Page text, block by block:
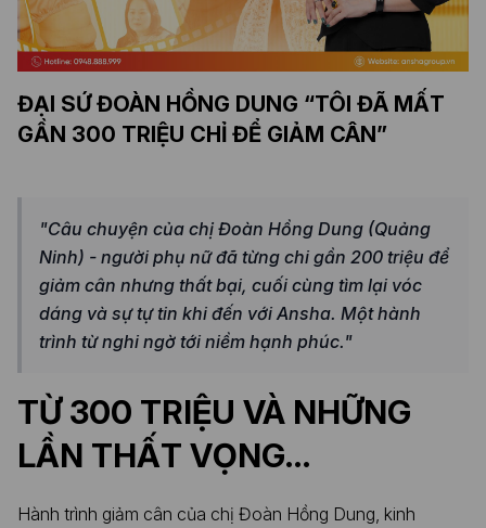
ĐẠI SỨ ĐOÀN HỒNG DUNG “TÔI ĐÃ MẤT
GẦN 300 TRIỆU CHỈ ĐỂ GIẢM CÂN”
"Câu chuyện của chị Đoàn Hồng Dung (Quảng
Ninh) - người phụ nữ đã từng chi gần 200 triệu để
giảm cân nhưng thất bại, cuối cùng tìm lại vóc
dáng và sự tự tin khi đến với Ansha. Một hành
trình từ nghi ngờ tới niềm hạnh phúc."
TỪ 300 TRIỆU VÀ NHỮNG
LẦN THẤT VỌNG…
Hành trình giảm cân của chị Đoàn Hồng Dung, kinh